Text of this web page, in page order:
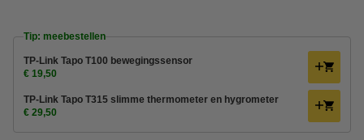
Tip: meebestellen
TP-Link Tapo T100 bewegingssensor
€ 19,50
TP-Link Tapo T315 slimme thermometer en hygrometer
€ 29,50